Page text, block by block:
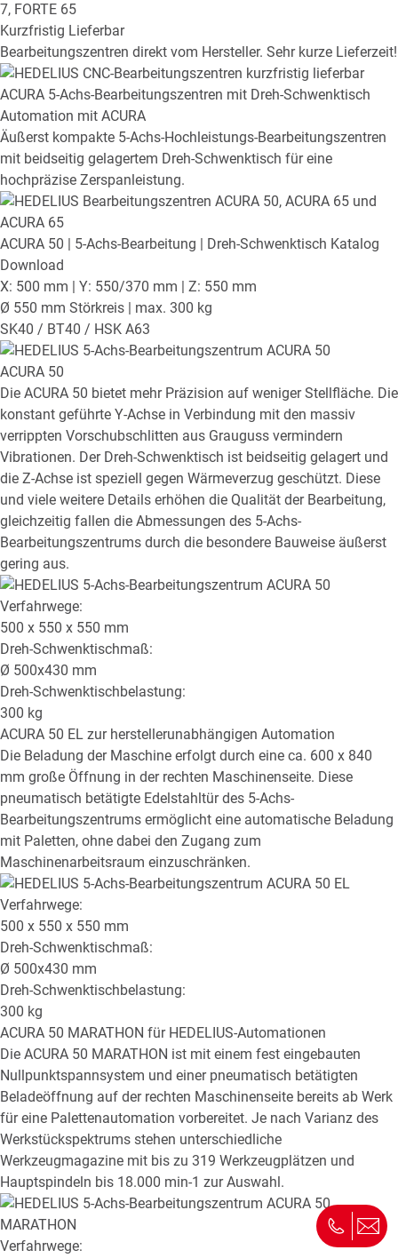
Kurzfristig Lieferbar
Bearbeitungszentren direkt vom Hersteller. Sehr kurze Lieferzeit!
ACURA 5-Achs-Bearbeitungszentren mit Dreh-Schwenktisch
Automation mit ACURA
Äußerst kompakte 5-Achs-Hochleistungs-Bearbeitungszentren
mit beidseitig gelagertem Dreh-Schwenktisch für eine
hochpräzise Zerspanleistung.
ACURA 50 | 5-Achs-Bearbeitung | Dreh-Schwenktisch Katalog
Download
X: 500 mm | Y: 550/370 mm | Z: 550 mm
Ø 550 mm Störkreis | max. 300 kg
SK40 / BT40 / HSK A63
ACURA 50
Die ACURA 50 bietet mehr Präzision auf weniger Stellfläche. Die
konstant geführte Y-Achse in Verbindung mit den massiv
verrippten Vorschubschlitten aus Grauguss vermindern
Vibrationen. Der Dreh-Schwenktisch ist beidseitig gelagert und
die Z-Achse ist speziell gegen Wärmeverzug geschützt. Diese
und viele weitere Details erhöhen die Qualität der Bearbeitung,
gleichzeitig fallen die Abmessungen des 5-Achs-
Bearbeitungszentrums durch die besondere Bauweise äußerst
gering aus.
Verfahrwege:
500 x 550 x 550 mm
Dreh-Schwenktischmaß:
Ø 500x430 mm
Dreh-Schwenktischbelastung:
300 kg
ACURA 50 EL zur herstellerunabhängigen Automation
Die Beladung der Maschine erfolgt durch eine ca. 600 x 840
mm große Öffnung in der rechten Maschinenseite. Diese
pneumatisch betätigte Edelstahltür des 5-Achs-
Bearbeitungszentrums ermöglicht eine automatische Beladung
mit Paletten, ohne dabei den Zugang zum
Maschinenarbeitsraum einzuschränken.
Verfahrwege:
500 x 550 x 550 mm
Dreh-Schwenktischmaß:
Ø 500x430 mm
Dreh-Schwenktischbelastung:
300 kg
ACURA 50 MARATHON für HEDELIUS-Automationen
Die ACURA 50 MARATHON ist mit einem fest eingebauten
Nullpunktspannsystem und einer pneumatisch betätigten
Beladeöffnung auf der rechten Maschinenseite bereits ab Werk
für eine Palettenautomation vorbereitet. Je nach Varianz des
Werkstückspektrums stehen unterschiedliche
Werkzeugmagazine mit bis zu 319 Werkzeugplätzen und
Hauptspindeln bis 18.000 min-1 zur Auswahl.
Verfahrwege: